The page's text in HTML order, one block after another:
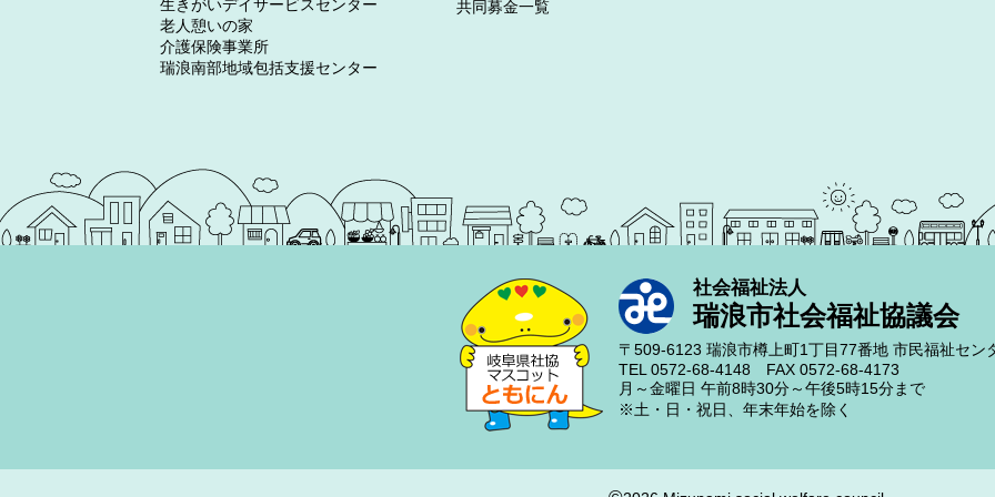
生きがいデイサービスセンター
老人憩いの家
介護保険事業所
瑞浪南部地域包括支援センター
共同募金一覧
社会福祉法人
瑞浪市社会福祉協議会
〒509-6123 瑞浪市樽上町1丁目77番地 市民福祉セン
TEL 0572-68-4148 FAX 0572-68-4173
月～金曜日 午前8時30分～午後5時15分まで
※土・日・祝日、年末年始を除く